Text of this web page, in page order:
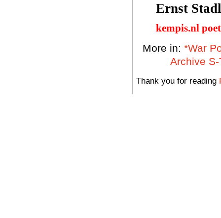
Ernst
kempis.nl
More in: *War
Archive S-
Thank you for reading